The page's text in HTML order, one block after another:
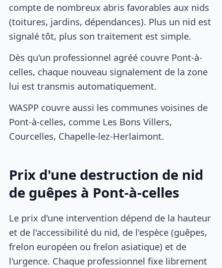
compte de nombreux abris favorables aux nids
(toitures, jardins, dépendances). Plus un nid est
signalé tôt, plus son traitement est simple.
Dès qu'un professionnel agréé couvre Pont-à-
celles, chaque nouveau signalement de la zone
lui est transmis automatiquement.
WASPP couvre aussi les communes voisines de
Pont-à-celles, comme Les Bons Villers,
Courcelles, Chapelle-lez-Herlaimont.
Prix d'une destruction de nid
de guêpes à Pont-à-celles
Le prix d'une intervention dépend de la hauteur
et de l'accessibilité du nid, de l'espèce (guêpes,
frelon européen ou frelon asiatique) et de
l'urgence. Chaque professionnel fixe librement